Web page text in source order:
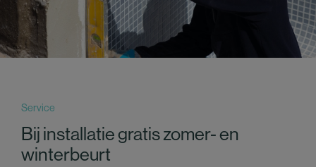
Service
Bij installatie gratis zomer- en
winterbeurt